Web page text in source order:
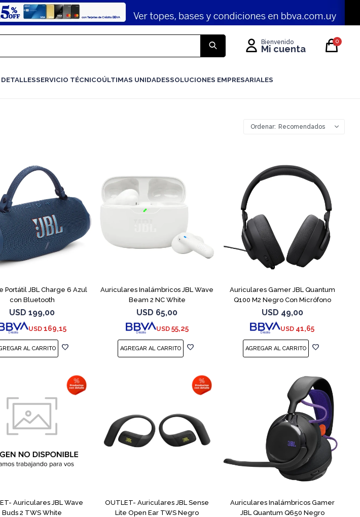
SERVICIO TÉCNICOÚLTIMAS UNIDADESSOLUCIONES EMPRESARIALES
0
Recomendados
Portátil JBL Charge 6 Azul
con Bluetooth
USD 199,00
USD 169,15
Auriculares Inalámbricos JBL Wave
Beam 2 NC White
USD 65,00
USD 55,25
Auriculares Gamer JBL Quantum
Q100 M2 Negro Con Micrófono
USD 49,00
USD 41,65
Auriculares JBL Wave
Buds 2 TWS White
OUTLET- Auriculares JBL Sense
Lite Open Ear TWS Negro
Auriculares Inalámbricos Gamer
JBL Quantum Q650 Negro